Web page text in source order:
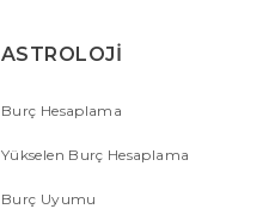
ASTROLOJİ
Burç Hesaplama
Yükselen Burç Hesaplama
Burç Uyumu